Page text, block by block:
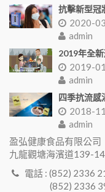
抗擊新型冠
2020-
admin
2019年全
2019-
admin
四季抗流感
2018-
admin
盈弘健康食品有限公司
九龍觀塘海濱道139-
電話 : (852) 2336
(852) 2336